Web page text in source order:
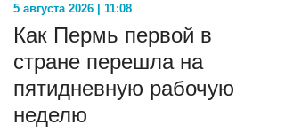
5 августа 2026 | 11:08
Как Пермь первой в
стране перешла на
пятидневную рабочую
неделю